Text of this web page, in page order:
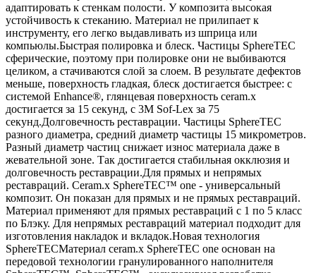
адаптировать к стенкам полости. У композита высокая
устойчивость к стеканию. Материал не прилипает к
инструменту, его легко выдавливать из шприца или
компьюлы.Быстрая полировка и блеск. Частицы SphereTEC
сферические, поэтому при полировке они не выбиваются
целиком, а стачиваются слой за слоем. В результате дефектов
меньше, поверхность гладкая, блеск достигается быстрее: с
системой Enhance®, глянцевая поверхность ceram.x
достигается за 15 секунд, с 3M Sof-Lex за 75
секунд.Долговечность реставрации. Частицы SphereTEC
разного диаметра, средний диаметр частицы 15 микрометров.
Разный диаметр частиц снижает износ материала даже в
жевательной зоне. Так достигается стабильная окклюзия и
долговечность реставрации.Для прямых и непрямых
реставраций. Сeram.x SphereTEC™ one - универсальный
композит. Он показан для прямых и не прямых реставраций.
Материал применяют для прямых реставраций с 1 по 5 класс
по Блэку. Для непрямых реставраций материал подходит для
изготовления накладок и вкладок.Новая технология
SphereTECМатериал ceram.x SphereTEC one основан на
передовой технологии гранулированного наполнителя